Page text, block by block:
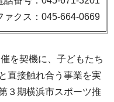
ァクス：045-664-0669
を契機に、子どもたち
直接触れ合う事業を実
３期横浜市スポーツ推